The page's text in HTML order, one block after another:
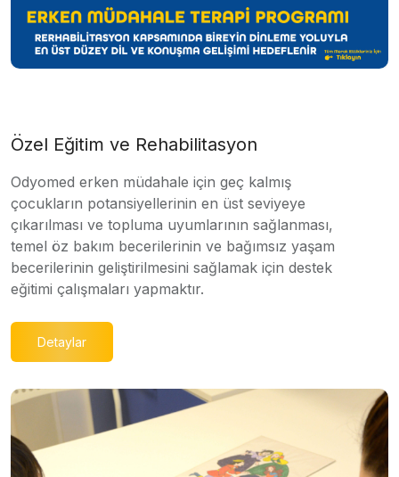
Özel Eğitim ve Rehabilitasyon
Odyomed erken müdahale için geç kalmış
çocukların potansiyellerinin en üst seviyeye
çıkarılması ve topluma uyumlarının sağlanması,
temel öz bakım becerilerinin ve bağımsız yaşam
becerilerinin geliştirilmesini sağlamak için destek
eğitimi çalışmaları yapmaktır.
Detaylar